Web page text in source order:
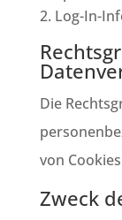
Log-In-
Die
von
Zweck